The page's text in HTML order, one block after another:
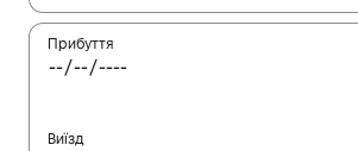
Прибуття
Виїзд